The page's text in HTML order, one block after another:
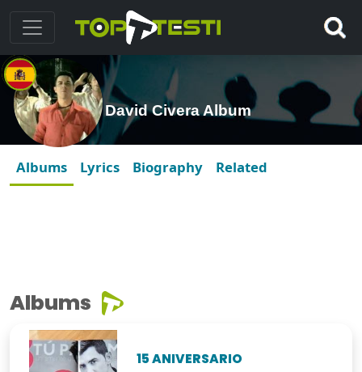
David Civera Album
Albums Lyrics Biography Related
Albums
15 ANIVERSARIO